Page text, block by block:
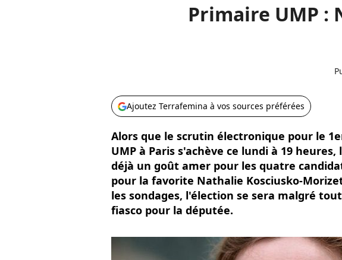
Primaire UMP :
Ajoutez Terrafemina à vos sources préférées
Alors que le scrutin électronique pour le
UMP à Paris s'achève ce lundi à 19
déjà un goût amer pour les quatre
pour la favorite Nathalie Kosciusko-
les sondages, l'élection se sera malgré
fiasco pour la députée.